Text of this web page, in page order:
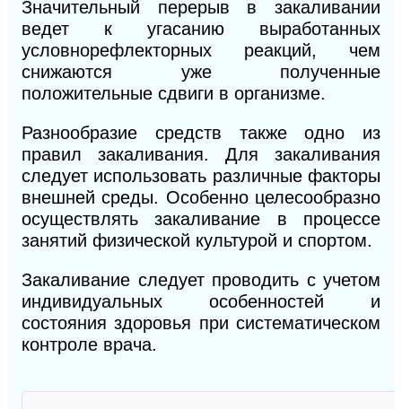
Значительный перерыв в закаливании
ведет к угасанию выработанных
условнорефлекторных реакций, чем
снижаются уже полученные
положительные сдвиги в организме.
Разнообразие средств также одно из
правил закаливания. Для закаливания
следует использовать различные факторы
внешней среды. Особенно целесообразно
осуществлять закаливание в процессе
занятий физической культурой и спортом.
Закаливание следует проводить с учетом
индивидуальных особенностей и
состояния здоровья при систематическом
контроле врача.